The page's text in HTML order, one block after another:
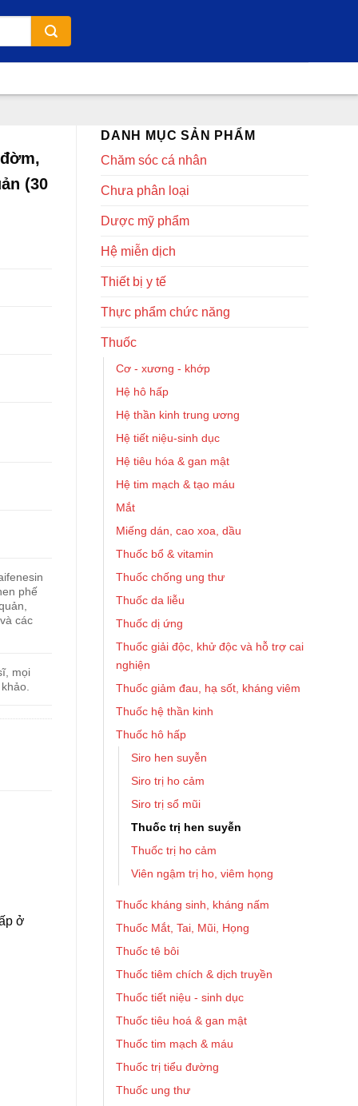
DANH MỤC SẢN PHẨM
Chăm sóc cá nhân
Chưa phân loại
Dược mỹ phẩm
Hệ miễn dịch
Thiết bị y tế
Thực phẩm chức năng
Thuốc
Cơ - xương - khớp
Hệ hô hấp
Hệ thần kinh trung ương
Hệ tiết niệu-sinh dục
Hệ tiêu hóa & gan mật
Hệ tim mạch & tạo máu
Mắt
Miếng dán, cao xoa, dầu
Thuốc bổ & vitamin
Thuốc chống ung thư
Thuốc da liễu
Thuốc dị ứng
Thuốc giải độc, khử độc và hỗ trợ cai
nghiện
Thuốc giảm đau, hạ sốt, kháng viêm
Thuốc hệ thần kinh
Thuốc hô hấp
Siro hen suyễn
Siro trị ho cảm
Siro trị sổ mũi
Thuốc trị hen suyễn
Thuốc trị ho cảm
Viên ngậm trị ho, viêm họng
Thuốc kháng sinh, kháng nấm
Thuốc Mắt, Tai, Mũi, Họng
Thuốc tê bôi
Thuốc tiêm chích & dịch truyền
Thuốc tiết niệu - sinh dục
Thuốc tiêu hoá & gan mật
Thuốc tim mạch & máu
Thuốc trị tiểu đường
Thuốc ung thư
(30
phế
các
mọi
ở